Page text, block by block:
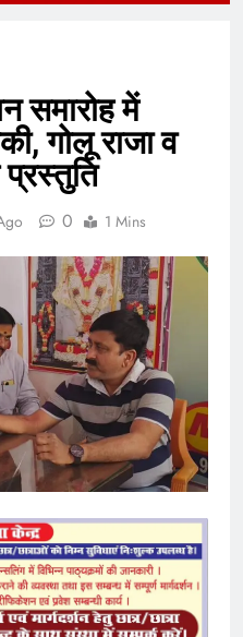
समारोह में
गोलू राजा व
0 1 Mins